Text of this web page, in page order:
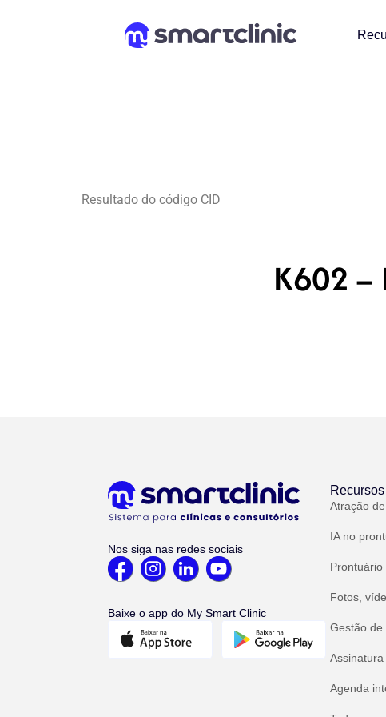
Resultado do código CID
K602 –
Nos siga nas redes sociais
Baixe o app do My Smart Clinic
Recursos
Atração
IA no
Fotos,
Gestão de
Agenda